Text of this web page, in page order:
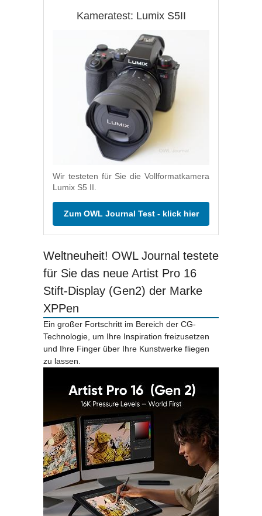
Kameratest: Lumix S5II
Wir testeten für Sie die Vollformatkamera
Lumix S5 II.
Zum OWL Journal Test - klick hier
Weltneuheit! OWL Journal testete
für Sie das neue Artist Pro 16
Stift-Display (Gen2) der Marke
XPPen
Ein großer Fortschritt im Bereich der CG-
Technologie, um Ihre Inspiration freizusetzen
und Ihre Finger über Ihre Kunstwerke fliegen
zu lassen.